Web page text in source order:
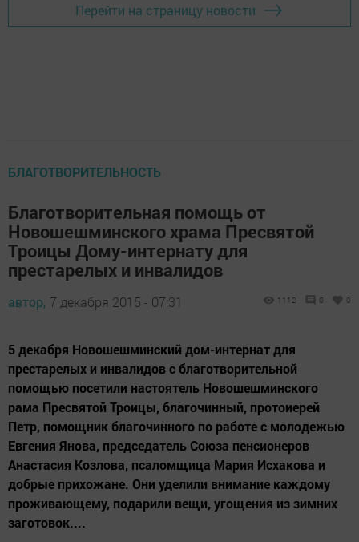
Перейти на страницу новости
БЛАГОТВОРИТЕЛЬНОСТЬ
Благотворительная помощь от
Новошешминского храма Пресвятой
Троицы Дому-интернату для
престарелых и инвалидов
автор, 7 декабря 2015 - 07:31 1112 0 0
5 декабря Новошешминский дом-интернат для
престарелых и инвалидов с благотворительной
помощью посетили настоятель Новошешминского
рама Пресвятой Троицы, благочинный, протоиерей
Петр, помощник благочинного по работе с молодежью
Евгения Янова, председатель Союза пенсионеров
Анастасия Козлова, псаломщица Мария Исхакова и
добрые прихожане. Они уделили внимание каждому
проживающему, подарили вещи, угощения из зимних
заготовок....